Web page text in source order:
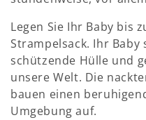
i
e
:
Legen Sie Ihr Baby bis
Strampelsack. Ihr
schützende Hülle und
unsere Welt. Die
bauen einen
Umgebung auf.